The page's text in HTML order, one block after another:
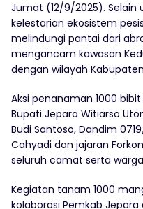
Jumat (12/9/2025).
kelestarian ekosistem
melindungi pantai dari
mengancam kawasan
dengan wilayah
Aksi penanaman 1000
Bupati Jepara Witiarso
Budi Santoso, Dandim
Cahyadi dan jajaran
seluruh camat serta
Kegiatan tanam 1000
kolaborasi Pemkab